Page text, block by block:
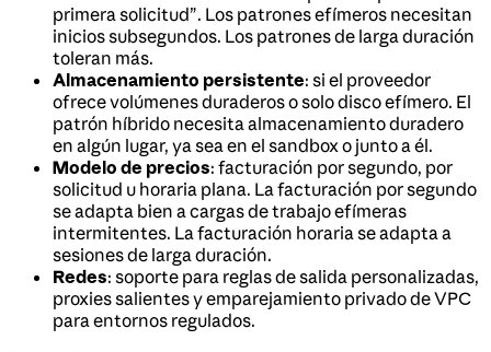
primera solicitud”. Los patrones efímeros necesitan
inicios subsegundos. Los patrones de larga duración
toleran más.
Almacenamiento persistente: si el proveedor
ofrece volúmenes duraderos o solo disco efímero. El
patrón híbrido necesita almacenamiento duradero
en algún lugar, ya sea en el sandbox o junto a él.
Modelo de precios: facturación por segundo, por
solicitud u horaria plana. La facturación por segundo
se adapta bien a cargas de trabajo efímeras
intermitentes. La facturación horaria se adapta a
sesiones de larga duración.
Redes: soporte para reglas de salida personalizadas,
proxies salientes y emparejamiento privado de VPC
para entornos regulados.